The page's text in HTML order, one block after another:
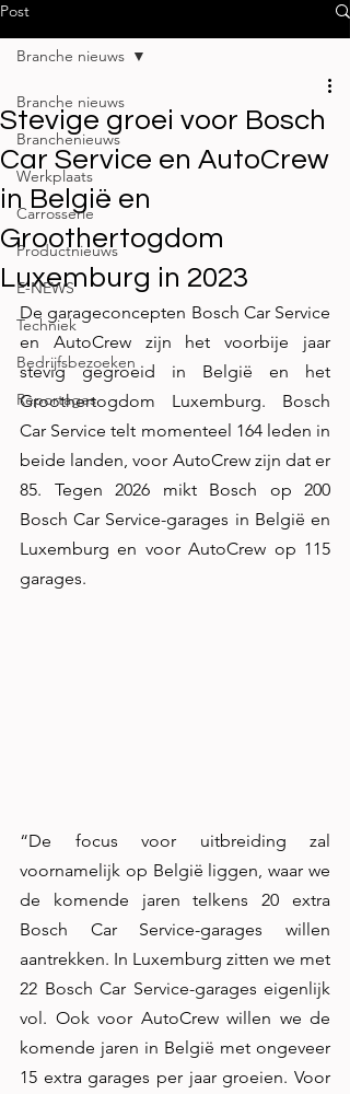
Post
Branche nieuws
Branchenieuws
Werkplaats
Carrosserie
Productnieuws
E-NEWS
Techniek
Bedrijfsbezoeken
Reportages
Branche nieuws
Stevige groei voor Bosch
Car Service en AutoCrew
in België en
Groothertogdom
Luxemburg in 2023
De garageconcepten Bosch Car Service
en AutoCrew zijn het voorbije jaar
stevig gegroeid in België en het
Groothertogdom Luxemburg. Bosch
Car Service telt momenteel 164 leden in
beide landen, voor AutoCrew zijn dat er
85. Tegen 2026 mikt Bosch op 200
Bosch Car Service-garages in België en
Luxemburg en voor AutoCrew op 115
garages.
“De focus voor uitbreiding zal
voornamelijk op België liggen, waar we
de komende jaren telkens 20 extra
Bosch Car Service-garages willen
aantrekken. In Luxemburg zitten we met
22 Bosch Car Service-garages eigenlijk
vol. Ook voor AutoCrew willen we de
komende jaren in België met ongeveer
15 extra garages per jaar groeien. Voor